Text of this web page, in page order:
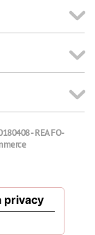
- REA FO-
privacy